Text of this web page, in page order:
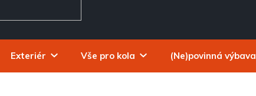
Exteriér Vše pro kola (Ne)povinná výbava